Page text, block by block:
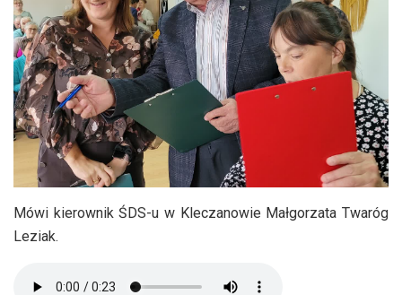
Mówi kierownik ŚDS-u w Kleczanowie Małgorzata Twaróg
Leziak.